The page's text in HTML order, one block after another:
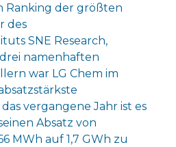
Ranking der größten
des
SNE Research,
namenhaften
war LG Chem im
vergangene Jahr ist es
Absatz von
MWh auf 1,7 GWh zu